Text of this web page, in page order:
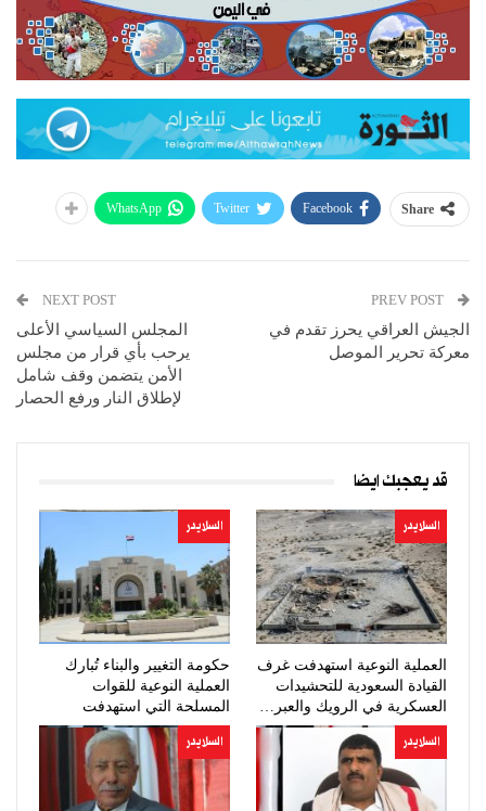
Share
Facebook
Twitter
WhatsApp
الجيش العراقي يحرز تقدم في
معركة تحرير الموصل
NEXT POST
المجلس السياسي الأعلى
يرحب بأي قرار من مجلس
الأمن يتضمن وقف شامل
لإطلاق النار ورفع الحصار
قد يعجبك ايضا
السلايدر
العملية النوعية استهدفت غرف
القيادة السعودية للتحشيدات
العسكرية في الرويك والعبر…
السلايدر
حكومة التغيير والبناء تُبارك
العملية النوعية للقوات
المسلحة التي استهدفت
تحشيدات…
السلايدر السلايدر